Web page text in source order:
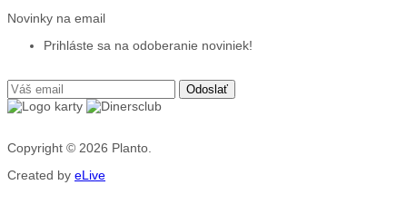
Novinky na email
Prihláste sa na odoberanie noviniek!
Copyright © 2026 Planto.
Created by eLive